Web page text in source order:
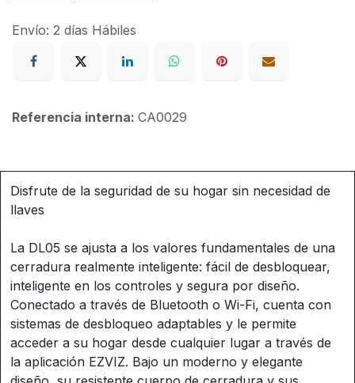
Envío: 2 días Hábiles
Referencia interna: CA0029
Disfrute de la seguridad de su hogar sin necesidad de
llaves
La DL05 se ajusta a los valores fundamentales de una
cerradura realmente inteligente: fácil de desbloquear,
inteligente en los controles y segura por diseño.
Conectado a través de Bluetooth o Wi-Fi, cuenta con
sistemas de desbloqueo adaptables y le permite
acceder a su hogar desde cualquier lugar a través de
la aplicación EZVIZ. Bajo un moderno y elegante